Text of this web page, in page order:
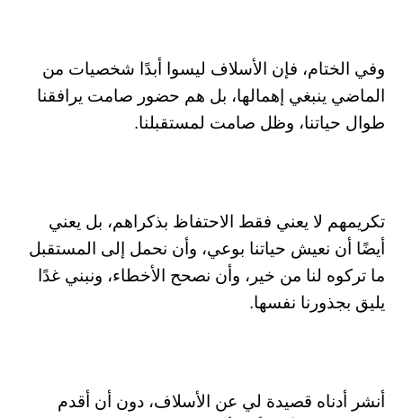
وفي الختام، فإن الأسلاف ليسوا أبدًا شخصيات من
الماضي ينبغي إهمالها، بل هم حضور صامت يرافقنا
طوال حياتنا، وظل صامت لمستقبلنا.
تكريمهم لا يعني فقط الاحتفاظ بذكراهم، بل يعني
أيضًا أن نعيش حياتنا بوعي، وأن نحمل إلى المستقبل
ما تركوه لنا من خير، وأن نصحح الأخطاء، ونبني غدًا
يليق بجذورنا نفسها.
أنشر أدناه قصيدة لي عن الأسلاف، دون أن أقدم